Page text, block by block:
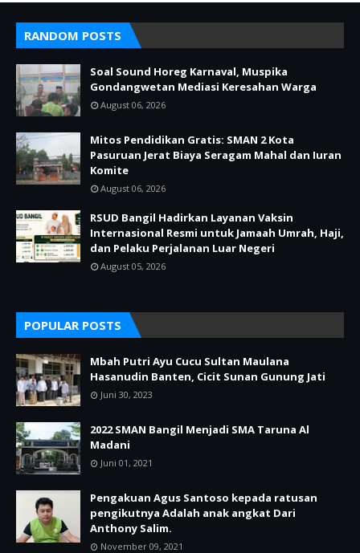
RANDOM POSTS
Soal Sound Horeg Karnaval, Muspika
Gondangwetan Mediasi Keresahan Warga
August 06, 2026
Mitos Pendidikan Gratis: SMAN 2 Kota
Pasuruan Jerat Biaya Seragam Mahal dan Iuran
Komite
August 06, 2026
RSUD Bangil Hadirkan Layanan Vaksin
Internasional Resmi untuk Jamaah Umrah, Haji,
dan Pelaku Perjalanan Luar Negeri
August 05, 2026
POPULAR POSTS
Mbah Putri Ayu Cucu Sultan Maulana
Hasanudin Banten, Cicit Sunan Gunung Jati
Juni 30, 2023
2022 SMAN Bangil Menjadi SMA Taruna Al
Madani
Juni 01, 2021
Pengakuan Agus Santoso kepada ratusan
pengikutnya Adalah anak angkat Dari
Anthony Salim.
November 09, 2021